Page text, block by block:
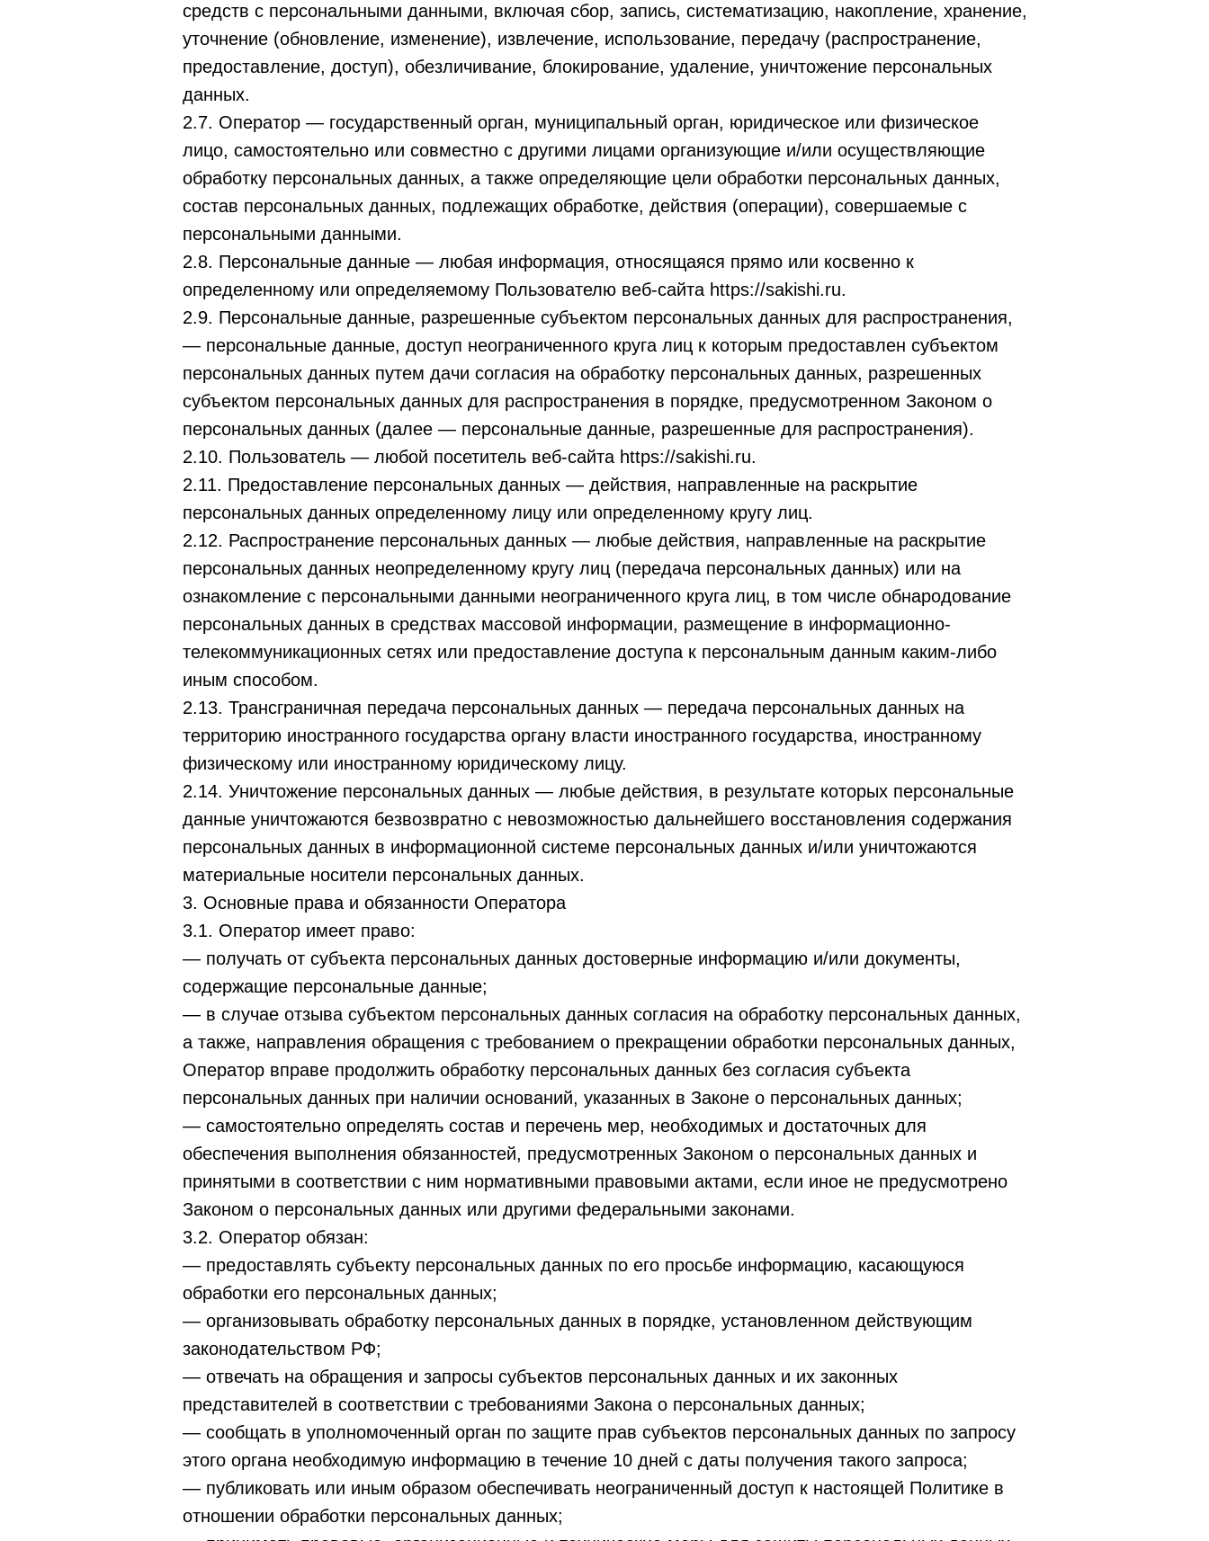
средств с персональными данными, включая сбор, запись, систематизацию, накопление, хранение,
уточнение (обновление, изменение), извлечение, использование, передачу (распространение,
предоставление, доступ), обезличивание, блокирование, удаление, уничтожение персональных
данных.
2.7. Оператор — государственный орган, муниципальный орган, юридическое или физическое
лицо, самостоятельно или совместно с другими лицами организующие и/или осуществляющие
обработку персональных данных, а также определяющие цели обработки персональных данных,
состав персональных данных, подлежащих обработке, действия (операции), совершаемые с
персональными данными.
2.8. Персональные данные — любая информация, относящаяся прямо или косвенно к
определенному или определяемому Пользователю веб-сайта https://sakishi.ru.
2.9. Персональные данные, разрешенные субъектом персональных данных для распространения,
— персональные данные, доступ неограниченного круга лиц к которым предоставлен субъектом
персональных данных путем дачи согласия на обработку персональных данных, разрешенных
субъектом персональных данных для распространения в порядке, предусмотренном Законом о
персональных данных (далее — персональные данные, разрешенные для распространения).
2.10. Пользователь — любой посетитель веб-сайта https://sakishi.ru.
2.11. Предоставление персональных данных — действия, направленные на раскрытие
персональных данных определенному лицу или определенному кругу лиц.
2.12. Распространение персональных данных — любые действия, направленные на раскрытие
персональных данных неопределенному кругу лиц (передача персональных данных) или на
ознакомление с персональными данными неограниченного круга лиц, в том числе обнародование
персональных данных в средствах массовой информации, размещение в информационно-
телекоммуникационных сетях или предоставление доступа к персональным данным каким-либо
иным способом.
2.13. Трансграничная передача персональных данных — передача персональных данных на
территорию иностранного государства органу власти иностранного государства, иностранному
физическому или иностранному юридическому лицу.
2.14. Уничтожение персональных данных — любые действия, в результате которых персональные
данные уничтожаются безвозвратно с невозможностью дальнейшего восстановления содержания
персональных данных в информационной системе персональных данных и/или уничтожаются
материальные носители персональных данных.
3. Основные права и обязанности Оператора
3.1. Оператор имеет право:
— получать от субъекта персональных данных достоверные информацию и/или документы,
содержащие персональные данные;
— в случае отзыва субъектом персональных данных согласия на обработку персональных данных,
а также, направления обращения с требованием о прекращении обработки персональных данных,
Оператор вправе продолжить обработку персональных данных без согласия субъекта
персональных данных при наличии оснований, указанных в Законе о персональных данных;
— самостоятельно определять состав и перечень мер, необходимых и достаточных для
обеспечения выполнения обязанностей, предусмотренных Законом о персональных данных и
принятыми в соответствии с ним нормативными правовыми актами, если иное не предусмотрено
Законом о персональных данных или другими федеральными законами.
3.2. Оператор обязан:
— предоставлять субъекту персональных данных по его просьбе информацию, касающуюся
обработки его персональных данных;
— организовывать обработку персональных данных в порядке, установленном действующим
законодательством РФ;
— отвечать на обращения и запросы субъектов персональных данных и их законных
представителей в соответствии с требованиями Закона о персональных данных;
— сообщать в уполномоченный орган по защите прав субъектов персональных данных по запросу
этого органа необходимую информацию в течение 10 дней с даты получения такого запроса;
— публиковать или иным образом обеспечивать неограниченный доступ к настоящей Политике в
отношении обработки персональных данных;